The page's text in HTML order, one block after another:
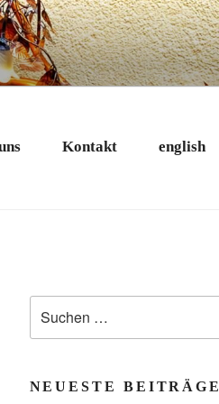
Kontakt english
nach:
NEUESTE BEITRÄGE